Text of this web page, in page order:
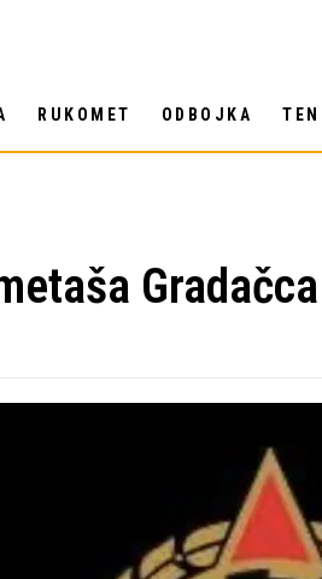
RUKOMET ODBOJKA